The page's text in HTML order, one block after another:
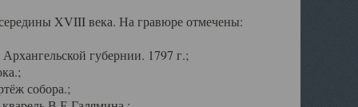
XVIII века. На гравюре отмечены:
губернии. 1797 г.;
собора.;